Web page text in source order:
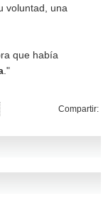
voluntad, una
que había
."
Compartir: